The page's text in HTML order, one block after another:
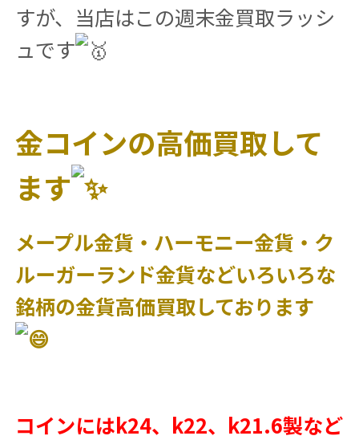
すが、当店はこの週末金買取ラッシ
ュです
金コインの高価買取して
ます
メープル金貨・ハーモニー金貨・ク
ルーガーランド金貨などいろいろな
銘柄の金貨高価買取しております
コインにはk24、k22、k21.6製など